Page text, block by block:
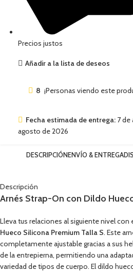
Precios justos
Añadir a la lista de deseos
8 ¡Personas viendo este
Fecha estimada de entrega: 7 de
agosto de 2026
DESCRIPCIÓNENVÍO & ENTREGA
Descripción
Arnés Strap-On con Dildo
Lleva tus relaciones al siguiente nivel con
Hueco Silicona Premium Talla S. Este
completamente ajustable gracias a sus
de la entrepierna, permitiendo una
variedad de tipos de cuerpo. El dildo